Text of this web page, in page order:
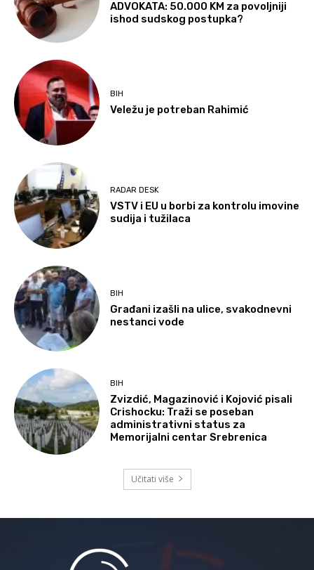
ADVOKATA: 50.000 KM za povoljniji
ishod sudskog postupka?
BIH
Veležu je potreban Rahimić
RADAR DESK
VSTV i EU u borbi za kontrolu imovine
sudija i tužilaca
BIH
Građani izašli na ulice, svakodnevni
nestanci vode
BIH
Zvizdić, Magazinović i Kojović pisali
Crishocku: Traži se poseban
administrativni status za
Memorijalni centar Srebrenica
Učitati više